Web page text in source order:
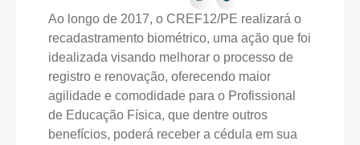
Ao longo de 2017, o CREF12/PE realizará o
recadastramento biométrico, uma ação que foi
idealizada visando melhorar o processo de
registro e renovação, oferecendo maior
agilidade e comodidade para o Profissional
de Educação Física, que dentre outros
benefícios, poderá receber a cédula em sua